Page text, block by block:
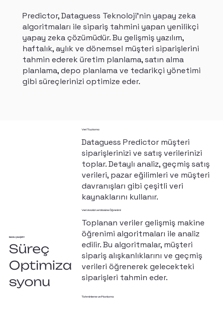
Predictor, Dataguess Teknoloji'nin yapay zeka
algoritmaları ile sipariş tahmini yapan yenilikçi
yapay zeka çözümüdür. Bu gelişmiş yazılım,
haftalık, aylık ve dönemsel müşteri siparişlerini
tahmin ederek üretim planlama, satın alma
planlama, depo planlama ve tedarikçi yönetimi
gibi süreçlerinizi optimize eder.
Veri Toplama
Dataguess Predictor müşteri
siparişlerinizi ve satış verilerinizi
toplar. Detaylı analiz, geçmiş satış
verileri, pazar eğilimleri ve müşteri
davranışları gibi çeşitli veri
kaynaklarını kullanır.
Veri Analizi ve Makine Öğrenimi
Toplanan veriler gelişmiş makine
öğrenimi algoritmaları ile analiz
edilir. Bu algoritmalar, müşteri
sipariş alışkanlıklarını ve geçmiş
verileri öğrenerek gelecekteki
siparişleri tahmin eder.
Tahminleme ve Planlama
NASIL ÇALIŞIR?
Süreç
Optimiza
syonu